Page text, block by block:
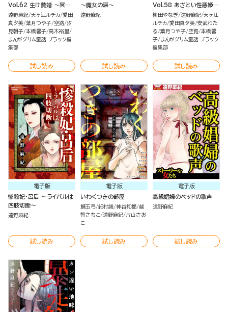
Vol.62 生け贄婚 ～冥
婚！ ストーカー夫！ 親子
婚！～
遠野麻紀 天ヶ江ルチカ 愛田
真夕美 葉月つや子 空路 汐
見朝子 本橋馨子 高木裕里
まんがグリム童話 ブラック編
集部
試し読み
～魔女の涙～
遠野麻紀
試し読み
Vol.58 あざとい性悪姫た
ちのミジメな末路
柳田やなぎ 遠野麻紀 天ヶ江
ルチカ 愛田真夕美 安武わた
る 葉月つや子 空路 本橋馨
子 まんがグリム童話 ブラック
編集部
試し読み
電子版
惨殺妃・呂后 ～ライバルは
四肢切断～
遠野麻紀
試し読み
電子版
いわくつきの部屋
鯖玉弓 細村誠 神谷和都 越
智さちこ 遠野麻紀 片山さお
こ
試し読み
電子版
高級娼婦のベッドの歌声
遠野麻紀
試し読み